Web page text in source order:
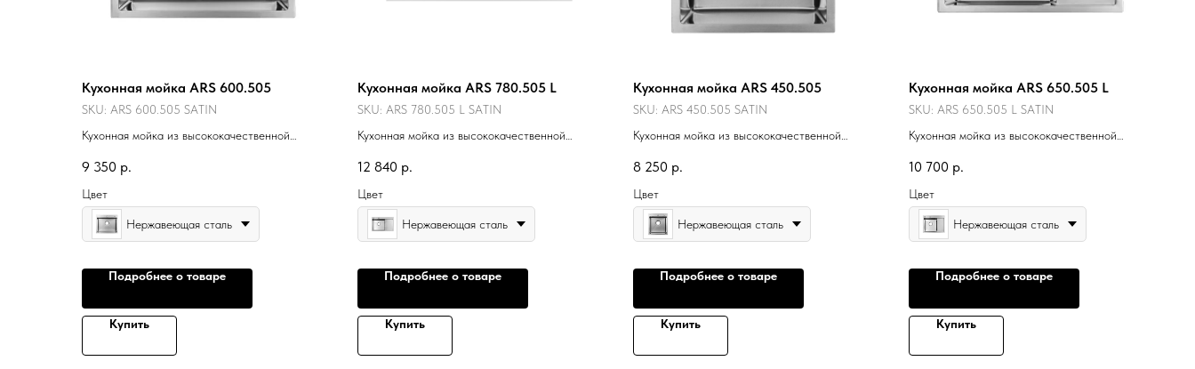
Кухонная мойка ARS 600.505
SKU: ARS 600.505 SATIN
Кухонная мойка из высококачественной
9 350 р.
Цвет
Нержавеющая сталь
Подробнее о товаре
Купить
Кухонная мойка ARS 780.505 L
SKU: ARS 780.505 L SATIN
Кухонная мойка из высококачественной
12 840 р.
Цвет
Нержавеющая сталь
Подробнее о товаре
Купить
Кухонная мойка ARS 450.505
SKU: ARS 450.505 SATIN
Кухонная мойка из высококачественной
8 250 р.
Цвет
Нержавеющая сталь
Подробнее о товаре
Купить
Кухонная мойка ARS 650.505 L
SKU: ARS 650.505 L SATIN
Кухонная мойка из высококачественной
10 700 р.
Цвет
Нержавеющая сталь
Подробнее о товаре
Купить